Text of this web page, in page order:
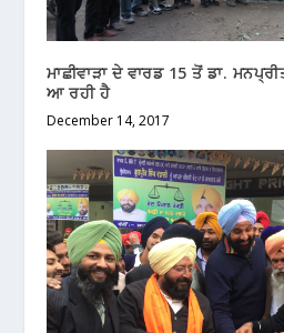
ਮਾਛੀਵਾੜਾ ਦੇ ਵਾਰਡ 15 ਤੋਂ ਡਾ.
ਆ ਰਹੀ ਹੈ
December 14, 2017